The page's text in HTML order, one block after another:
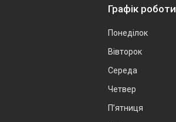
Графік роботи
Понеділок
Вівторок
Середа
Четвер
Пʼятниця